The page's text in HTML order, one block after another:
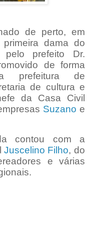
de perto, em
dama do
prefeito Dr.
de forma
prefeitura de
de cultura e
da Casa Civil
Suzano e
contou com a
Juscelino Filho, do
e várias